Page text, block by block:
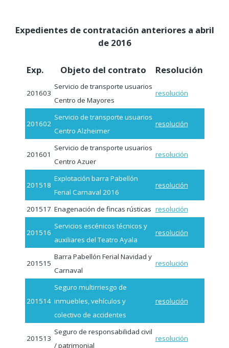
Expedientes de contratación anteriores a abril
de 2016
Exp. Objeto del contrato Resolución
201603
Servicio de transporte usuarios
Centro de Mayores
resolución
201602
Servicio de transporte usuarios
Centro Alzheimer
resolución
201601
Servicio de transporte usuarios
Centro Azuer
resolución
201518
Explotación barra Pabellón
Ferial Carnaval 2016
resolución
201517 Enagenación de fincas rústicas resolución
201516
Servicios escénicos técnicos y
auxiliares del Teatro Ayala
resolución
201515
Barra Pabellón Ferial Navidad y
Carnaval
resolución
201514
Seguro multirriesgo de
inmuebles, vehículos y
colectivo de accidentes
resolución
201513
Seguro de responsabilidad civil
/ patrimonial
resolución